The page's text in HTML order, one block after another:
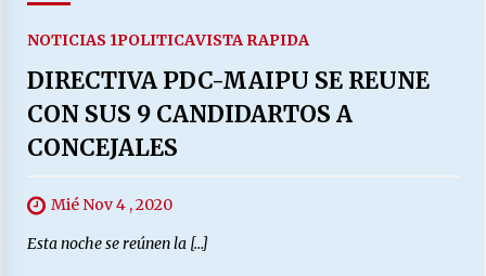
NOTICIAS 1POLITICAVISTA RAPIDA
DIRECTIVA PDC-MAIPU SE REUNE
CON SUS 9 CANDIDARTOS A
CONCEJALES
Mié Nov 4 , 2020
Esta noche se reúnen la […]